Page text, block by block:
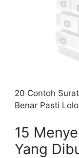
20 Contoh
Benar Pasti
15
Yang